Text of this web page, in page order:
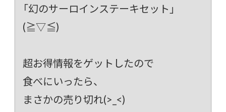
「幻のサーロインステーキセット」
(≧▽≦)
超お得情報をゲットしたので
食べにいったら、
まさかの売り切れ(>_<)